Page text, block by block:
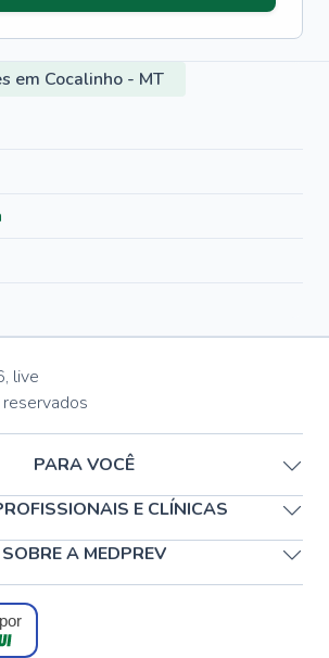
em Cocalinho - MT
, live
PARA VOCÊ
E CLÍNICAS
SOBRE A MEDPREV